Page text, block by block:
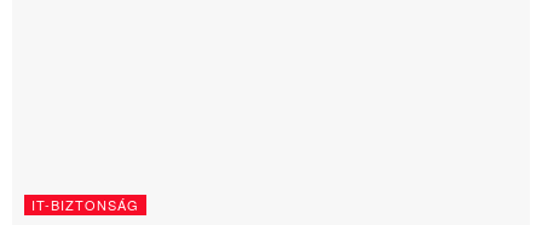
IT-BIZTONSÁG